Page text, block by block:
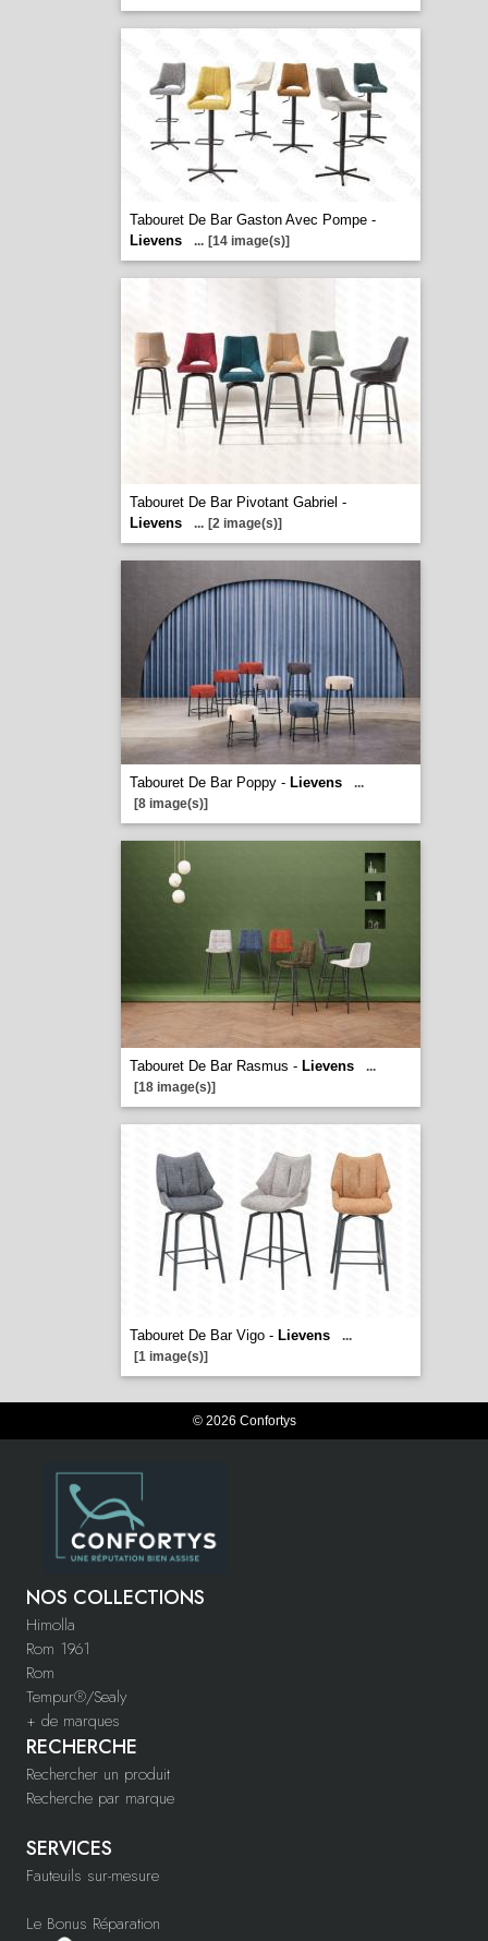
Tabouret De Bar Gaston Avec Pompe -
Lievens
... [14 image(s)]
Tabouret De Bar Pivotant Gabriel -
Lievens
... [2 image(s)]
Tabouret De Bar Poppy - Lievens
...
[8 image(s)]
Tabouret De Bar Rasmus - Lievens
...
[18 image(s)]
Tabouret De Bar Vigo - Lievens
...
[1 image(s)]
© 2026 Confortys
NOS COLLECTIONS
Himolla
Rom 1961
Rom
Tempur®/Sealy
+ de marques
RECHERCHE
Rechercher un produit
Recherche par marque
SERVICES
Fauteuils sur-mesure
Le Bonus Réparation